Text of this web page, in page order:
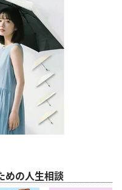
めの人生相談